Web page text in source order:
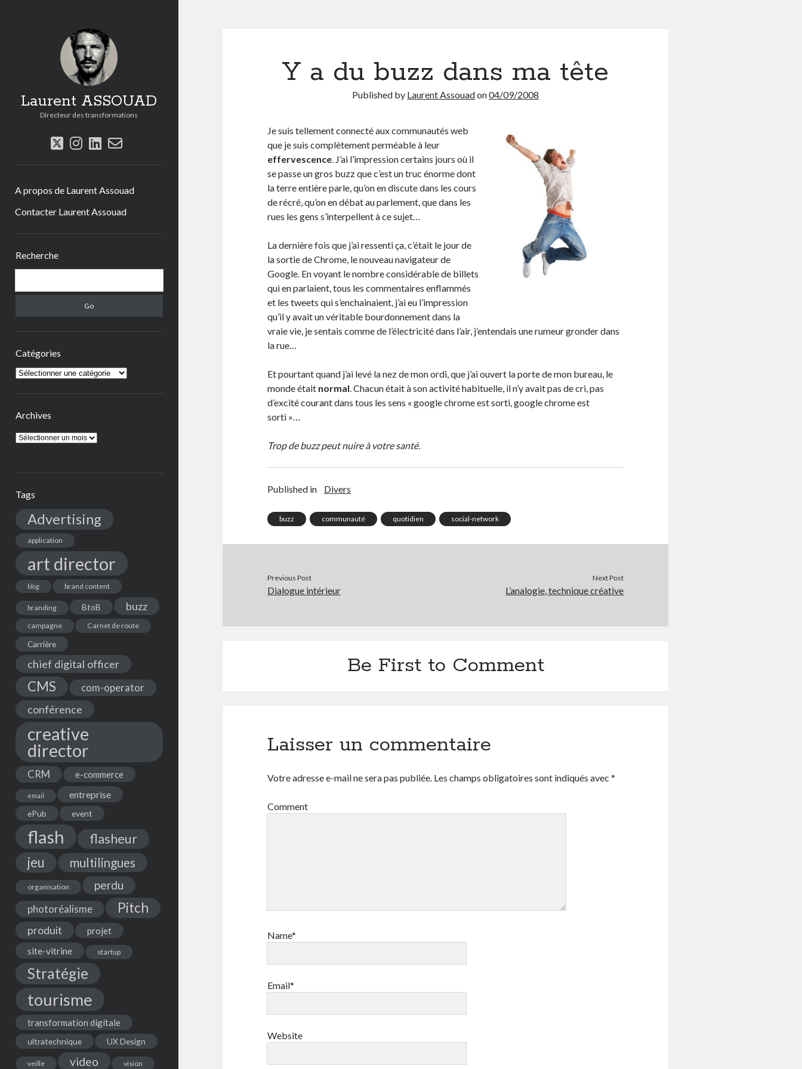
Laurent ASSOUAD
Directeur des transformations
twitter
instagram
linkedin
email-
A propos de Laurent Assouad
Contacter Laurent Assouad
Recherche
Catégories
Catégories
Archives
Archives
Tags
Advertising
application
art director
blog brand content
branding BtoB buzz
campagne Carnet de route
Carrière
chief digital officer
CMS com-operator
conférence
creative
director
CRM e-commerce
email entreprise
ePub event
flash flasheur
jeu multilingues
organisation perdu
photoréalisme Pitch
produit projet
site-vitrine startup
Stratégie
tourisme
transformation digitale
ultratechnique UX Design
veille video vision
Y a du buzz dans ma tête
Published by Laurent Assouadon04/09/2008
Je suis tellement connecté aux communautés web
que je suis complètement perméable à leur
effervescence. J’ai l’impression certains jours où il
se passe un gros buzz que c’est un truc énorme dont
la terre entière parle, qu’on en discute dans les cours
de récré, qu’on en débat au parlement, que dans les
rues les gens s’interpellent à ce sujet…
La dernière fois que j’ai ressenti ça, c’était le jour de
la sortie de Chrome, le nouveau navigateur de
Google. En voyant le nombre considérable de billets
qui en parlaient, tous les commentaires enflammés
et les tweets qui s’enchainaient, j’ai eu l’impression
qu’il y avait un véritable bourdonnement dans la
vraie vie, je sentais comme de l’électricité dans l’air, j’entendais une rumeur gronder dans
la rue…
Et pourtant quand j’ai levé la nez de mon ordi, que j’ai ouvert la porte de mon bureau, le
monde était normal. Chacun était à son activité habituelle, il n’y avait pas de cri, pas
d’excité courant dans tous les sens « google chrome est sorti, google chrome est
sorti »…
Trop de buzz peut nuire à votre santé.
Published in Divers
buzz communauté quotidien social-network
Previous Post
Dialogue intérieur
Next Post
L’analogie, technique créative
Be First to Comment
Laisser un commentaire
Votre adresse e-mail ne sera pas publiée. Les champs obligatoires sont indiqués avec*
Comment
Name*
Email*
Website